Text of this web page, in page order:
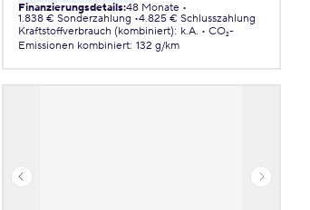
Finanzierungsdetails:48 Monate
1.838 € Sonderzahlung 4.825 € Schlusszahlung
Kraftstoffverbrauch (kombiniert): k.A.
CO₂-
Emissionen kombiniert: 132 g/km